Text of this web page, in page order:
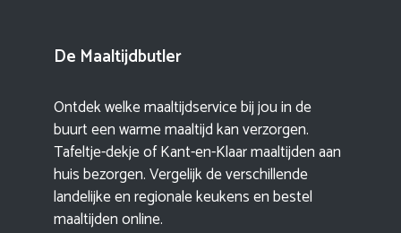
De Maaltijdbutler
Ontdek welke maaltijdservice bij jou in de
buurt een warme maaltijd kan verzorgen.
Tafeltje-dekje of Kant-en-Klaar maaltijden aan
huis bezorgen. Vergelijk de verschillende
landelijke en regionale keukens en bestel
maaltijden online.